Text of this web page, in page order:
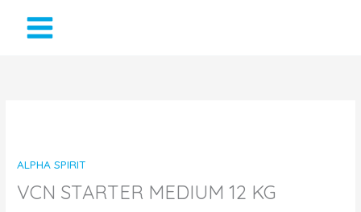
ALPHA SPIRIT
VCN STARTER MEDIUM 12 KG